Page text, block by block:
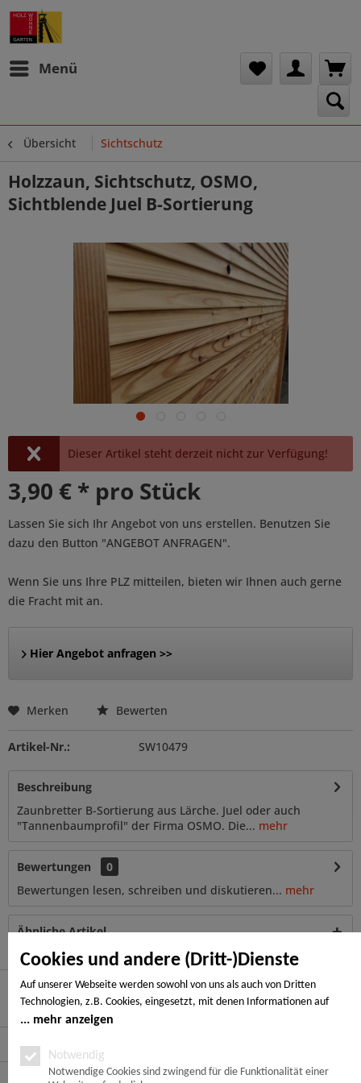
Cookies und andere (Dritt-)Dienste
Auf unserer Webseite werden sowohl von uns als auch von Dritten
Technologien, z.B. Cookies, eingesetzt, mit denen Informationen auf
Ihrem Endgerät gespeichert und/oder von Ihrem Endgerät abgerufen
Notwendige Cookies, Analyse-, Marketing- und Statistik-Cookies. Bei den
notwendigen Cookies handelt es sich um solche, die technisch notwendig
mehr anzeigen
Notwendig
Notwendige Cookies sind zwingend für die Funktionalität einer
Menü
Übersicht Sichtschutz
Holzzaun, Sichtschutz, OSMO,
Sichtblende Juel B-Sortierung
Dieser Artikel steht derzeit nicht zur Verfügung!
3,90 € * pro Stück
Lassen Sie sich Ihr Angebot von uns erstellen. Benutzen Sie
dazu den Button "ANGEBOT ANFRAGEN".
Wenn Sie uns Ihre PLZ mitteilen, bieten wir Ihnen auch gerne
die Fracht mit an.
Hier Angebot anfragen >>
Merken Bewerten
Artikel-Nr.: SW10479
Beschreibung
Zaunbretter B-Sortierung aus Lärche. Juel oder auch
"Tannenbaumprofil" der Firma OSMO. Die... mehr
Bewertungen
0
Bewertungen lesen, schreiben und diskutieren... mehr
Ähnliche Artikel
Hier finden Sie uns
Service Hotline
Service